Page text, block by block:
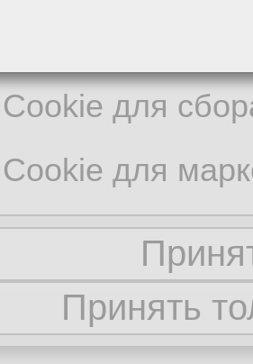
Cookie для
Cookie для